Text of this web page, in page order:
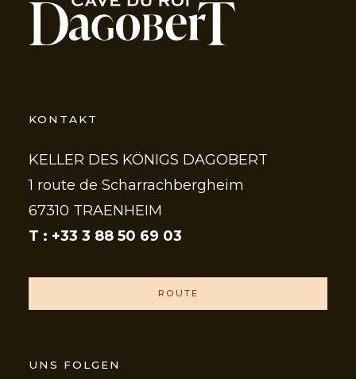
KONTAKT
KELLER DES KÖNIGS DAGOBERT
1 route de Scharrachbergheim
67310 TRAENHEIM
T : +33 3 88 50 69 03
ROUTE
UNS FOLGEN